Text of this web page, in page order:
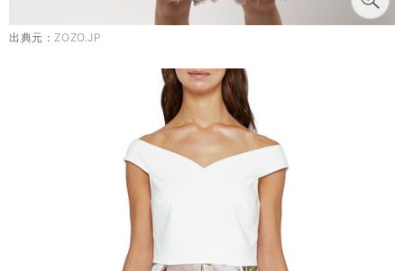
出典元： ZOZO.JP